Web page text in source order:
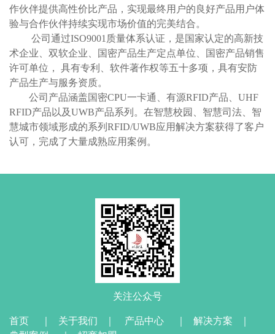
作伙伴提供高性价比产品，实现最终用户的良好产品用户体
验与合作伙伴持续实现市场价值的完美结合。
公司通过ISO9001质量体系认证，是国家认定的高新技
术企业、双软企业、国密产品生产定点单位、国密产品销售
许可单位， 具有专利、软件著作权等五十多项，具有安防
产品生产与服务资质。
公司产品涵盖国密CPU一卡通、有源RFID产品、UHF
RFID产品以及UWB产品系列。在智慧校园、智慧司法、智
慧城市领域形成的系列RFID/UWB应用解决方案获得了客户
认可，完成了大量成熟应用案例。
关注公众号
首页 关于我们 产品中心 解决方案